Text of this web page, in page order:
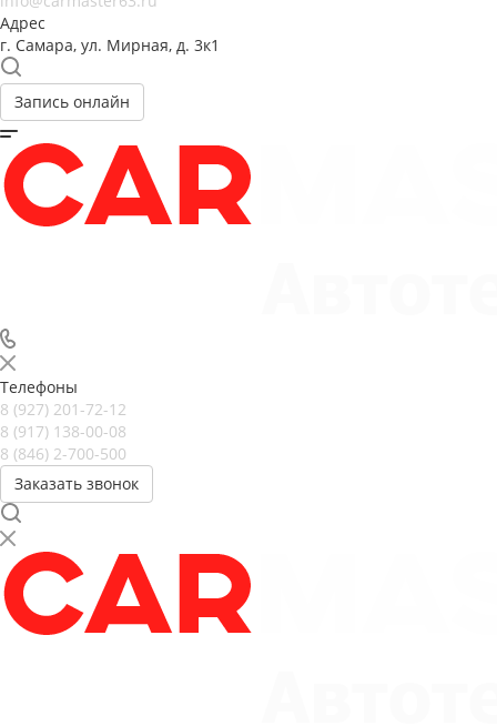
Адрес
г. Самара, ул. Мирная, д. 3к1
Запись онлайн
Телефоны
8 (927) 201-72-12
8 (917) 138-00-08
8 (846) 2-700-500
Заказать звонок